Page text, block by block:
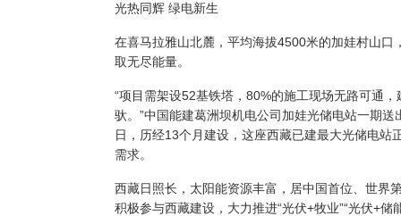
光热同辉 绿电新生
在喜马拉雅山北麓，平均海拔4500米的加娃村山口
取无尽能量。
“项目需架设52基铁塔，80%的施工现场无路可通
驮。 ”中国能建葛洲坝机电公司加娃光储电站一期送
日 ，历经13个月建设，这座西藏已建最大光储电站
需求。
西藏日照长，太阳能资源丰富， 居中国首位
世界
积极参与西藏建设， 大力推进“光伏+牧业”“光伏+储